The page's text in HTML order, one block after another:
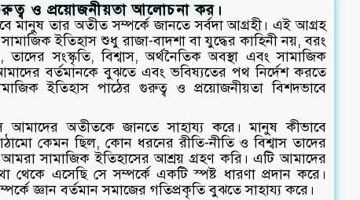
ও প্রয়োজনীয়তা আলোচনা কর।
মানুষ তার অতীত সম্পর্কে জানতে সর্বদা আগ্রহী। এই আগ্রহ
ইতিহাস শুধু রাজা-বাদশা বা যুদ্ধের কাহিনী নয়, বরং
সংস্কৃতি, বিশ্বাস, অর্থনৈতিক অবস্থা এবং সামাজিক
বর্তমানকে বুঝতে এবং ভবিষ্যতের পথ নির্দেশ করতে
ইতিহাস পাঠের গুরুত্ব ও প্রয়োজনীয়তা বিশদভাবে
আমাদের অতীতকে জানতে সাহায্য করে। মানুষ কীভাবে
কেমন ছিল, কোন ধরনের রীতি-নীতি ও বিশ্বাস তাদের
সামাজিক ইতিহাসের আশ্রয় গ্রহণ করি। এটি আমাদের
এসেছি সে সম্পর্কে একটি স্পষ্ট ধারণা প্রদান করে।
জ্ঞান বর্তমান সমাজের গতিপ্রকৃতি বুঝতে সাহায্য করে।